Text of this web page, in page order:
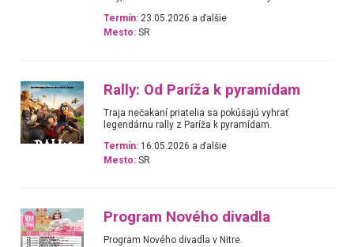
Termín: 23.05.2026 a ďalšie
Mesto: SR
Rally: Od Paríža k pyramídam
Traja nečakaní priatelia sa pokúšajú vyhrať
legendárnu rally z Paríža k pyramídam.
Termín: 16.05.2026 a ďalšie
Mesto: SR
Program Nového divadla
Program Nového divadla v Nitre.